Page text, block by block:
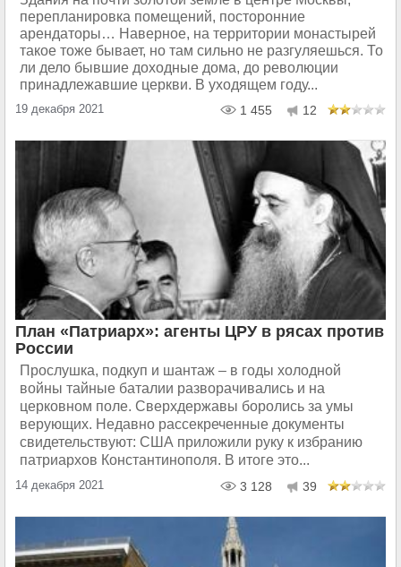
перепланировка помещений, посторонние
арендаторы… Наверное, на территории монастырей
такое тоже бывает, но там сильно не разгуляешься. То
ли дело бывшие доходные дома, до революции
принадлежавшие церкви. В уходящем году...
19 декабря 2021 1 455 12
План «Патриарх»: агенты ЦРУ в рясах против
России
Прослушка, подкуп и шантаж – в годы холодной
войны тайные баталии разворачивались и на
церковном поле. Сверхдержавы боролись за умы
верующих. Недавно рассекреченные документы
свидетельствуют: США приложили руку к избранию
патриархов Константинополя. В итоге это...
14 декабря 2021 3 128 39